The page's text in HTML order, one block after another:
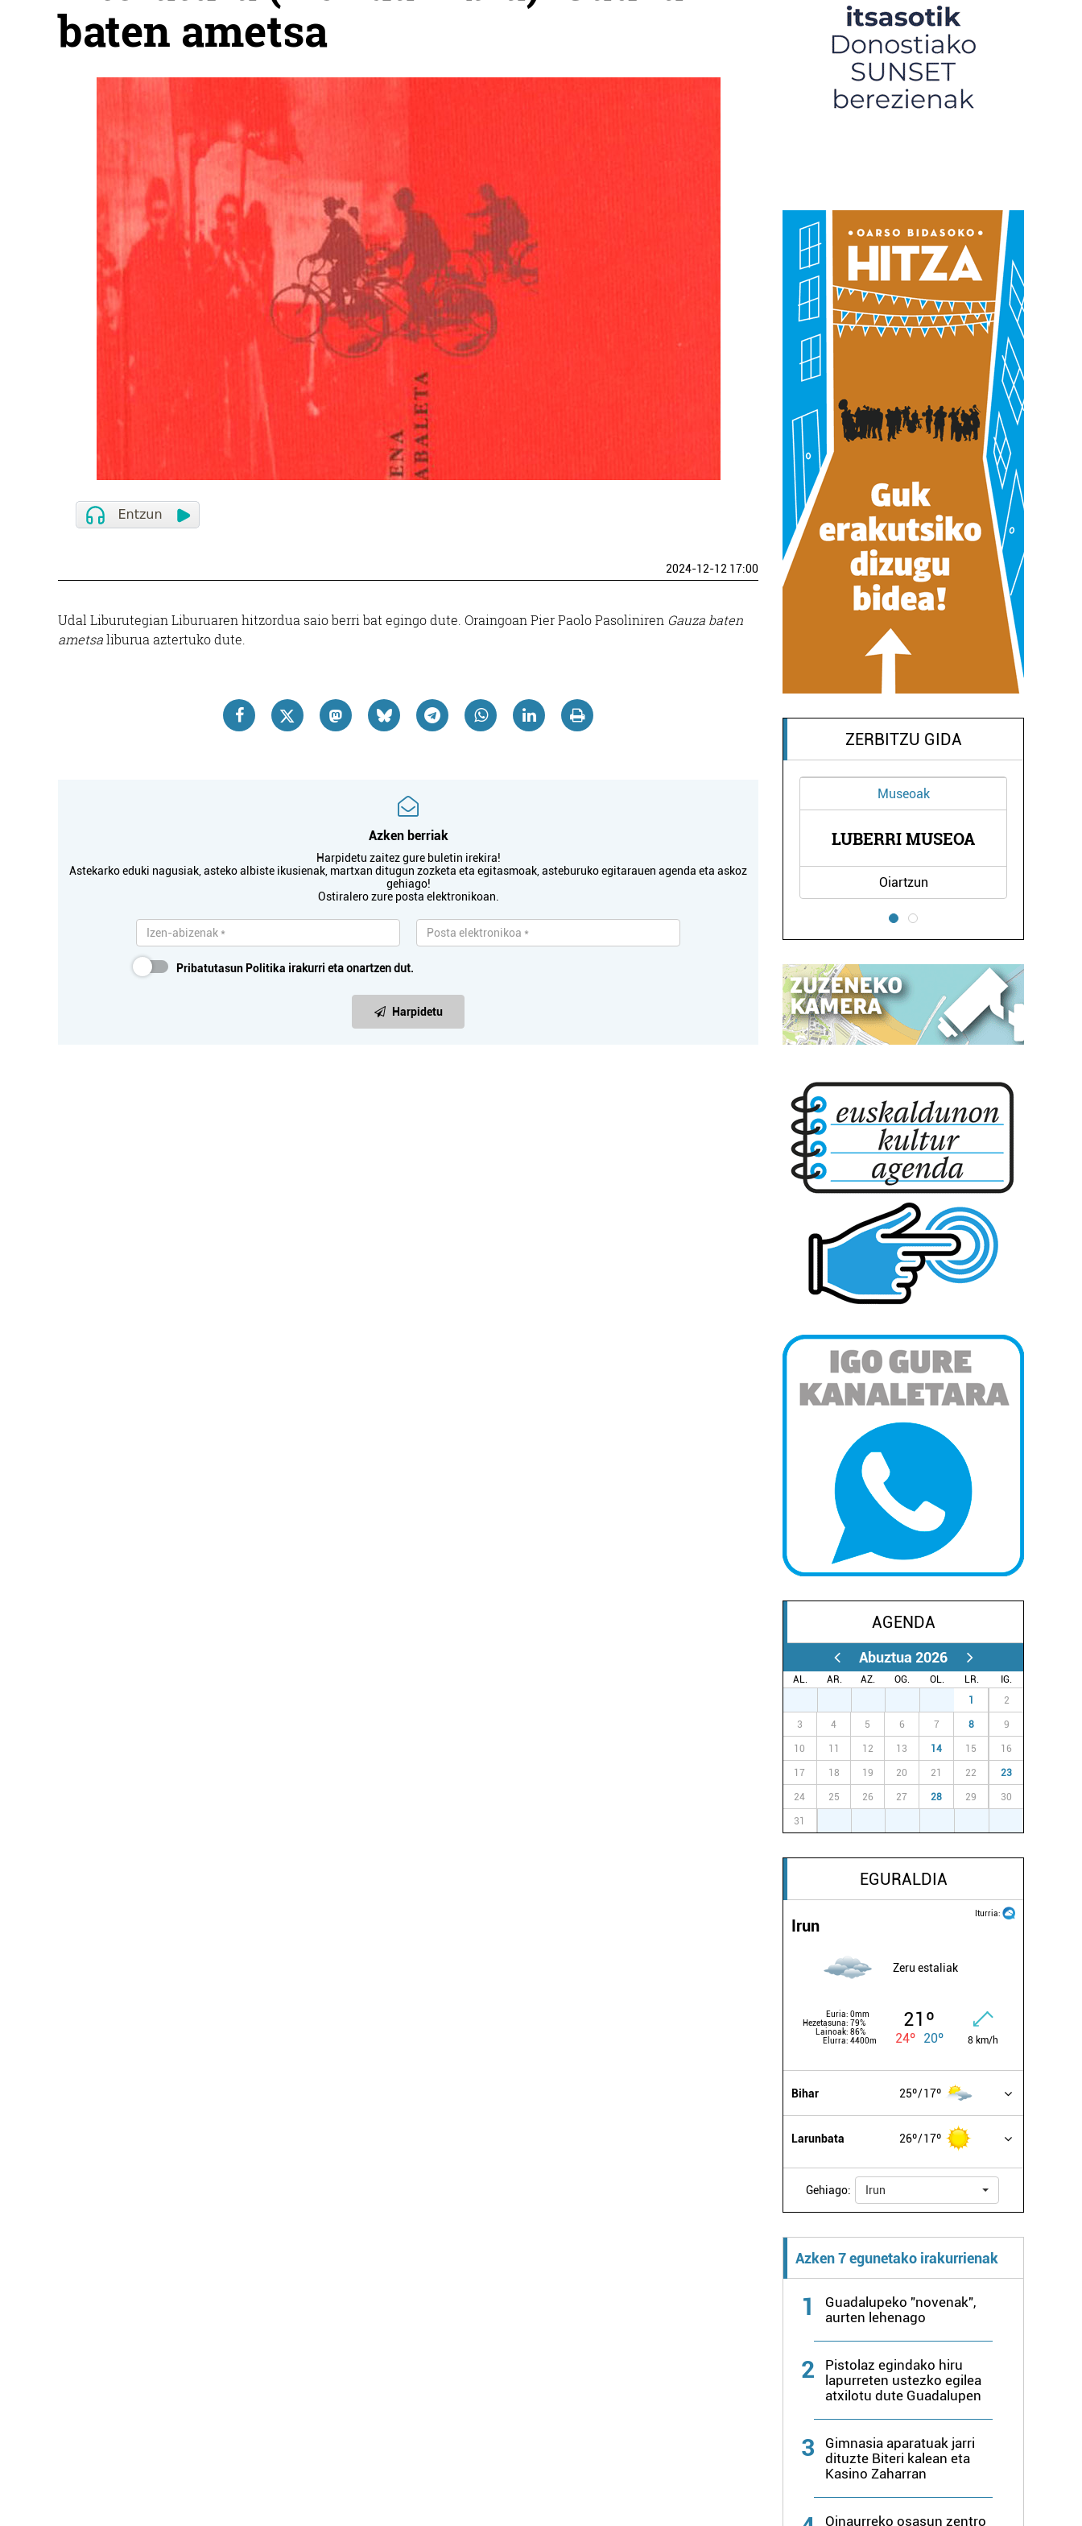
baten ametsa
2024-12-12 17:00
Udal Liburutegian Liburuaren hitzordua saio berri bat egingo dute. Oraingoan Pier Paolo Pasoliniren Gauza baten
ametsaliburua aztertuko dute.
Azken berriak
Harpidetu zaitez gure buletin irekira!
Astekarko eduki nagusiak, asteko albiste ikusienak, martxan ditugun zozketa eta egitasmoak, asteburuko egitarauen agenda eta askoz
gehiago!
Ostiralero zure posta elektronikoan.
Pribatutasun Politika irakurri eta onartzen dut.
Harpidetu
ZERBITZU GIDA
ELEKTRIZITATEA
LUBERRI MUSEOA
KBL OARSO
ELEKTRIZITATEA
AGENDA
Abuztua 2026
AL. AR. AZ. OG. OL. LR.
IG.
1 2
3 4 5 6 7 8 9
10 11 12 13 14 15 16
17 18 19 20 21 22 23
24 25 26 27 28 29 30
31
EGURALDIA
Iturria:
Irun
Zeru estaliak
Euria: 0mm
Hezetasuna: 79%
Lainoak: 86%
Elurra: 4400m
21º
24º 20º 8 km/h
Bihar 25º 17º
Larunbata 26º 17º
Gehiago: Irun
Azken 7 egunetako irakurrienak
1
Guadalupeko "novenak",
aurten lehenago
2
Pistolaz egindako hiru
lapurreten ustezko egilea
atxilotu dute Guadalupen
3
Gimnasia aparatuak jarri
dituzte Biteri kalean eta
Kasino Zaharran
Oinaurreko osasun zentro